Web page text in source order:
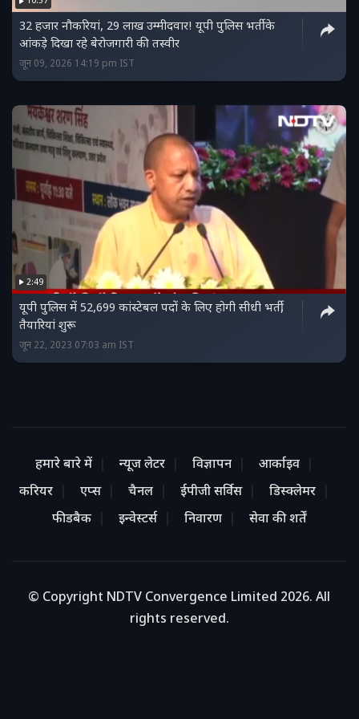
32 हजार नौकरियां, 29 लाख उम्मीदवार! यूपी पुलिस भर्ती के
आंकड़े दिखा रहे बेरोजगारी की तस्वीर
जून 09, 2026 14:19 pm IST
2:49
यूपी पुलिस में 52,699 कांस्टेबल पदों के लिए होगी सीधी भर्ती,
तैयारियां शुरू
जून 22, 2023 07:03 am IST
हमारे बारे में न्यूज लेटर विज्ञापन
आर्काइव
करियर
एप्स चैनल ईपीजी सर्विस
डिस्क्लेमर
फीडबैक
इन्वेस्टर्स निवारण सेवा की शर्तें
© Copyright NDTV Convergence Limited 2026. All
rights reserved.